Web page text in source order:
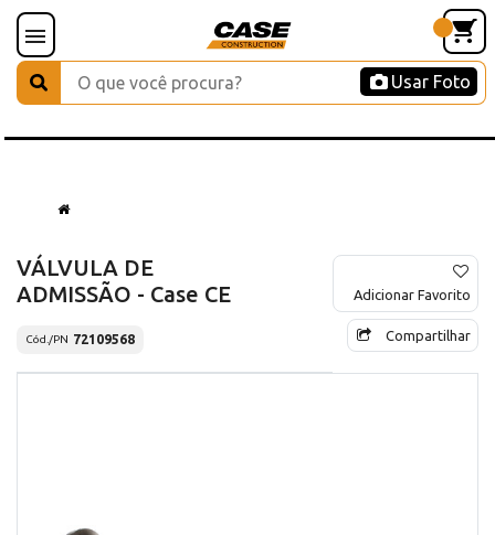
Usar Foto
VÁLVULA DE
ADMISSÃO - Case CE
Cód./PN 72109568
Adicionar Favorito
Compartilhar